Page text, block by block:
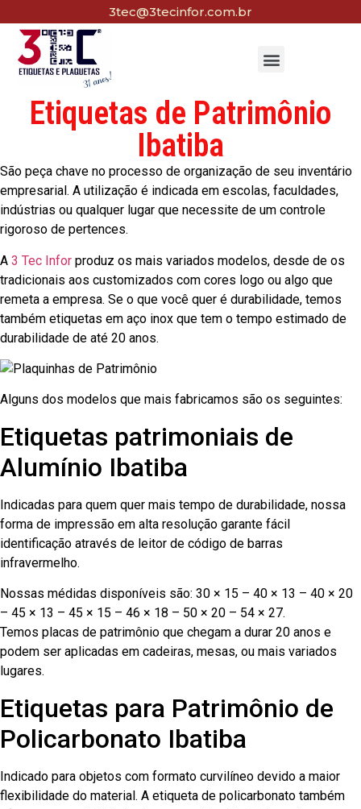
3tec@3tecinfor.com.br
Etiquetas de Patrimônio
Ibatiba
São peça chave no processo de organização de seu inventário
empresarial. A utilização é indicada em escolas, faculdades,
indústrias ou qualquer lugar que necessite de um controle
rigoroso de pertences.
A 3 Tec Infor produz os mais variados modelos, desde de os
tradicionais aos customizados com cores logo ou algo que
remeta a empresa. Se o que você quer é durabilidade, temos
também etiquetas em aço inox que tem o tempo estimado de
durabilidade de até 20 anos.
Alguns dos modelos que mais fabricamos são os seguintes:
Etiquetas patrimoniais de
Alumínio Ibatiba
Indicadas para quem quer mais tempo de durabilidade, nossa
forma de impressão em alta resolução garante fácil
identificação através de leitor de código de barras
infravermelho.
Nossas médidas disponíveis são: 30 × 15 – 40 × 13 – 40 × 20
– 45 × 13 – 45 × 15 – 46 × 18 – 50 × 20 – 54 × 27.
Temos placas de patrimônio que chegam a durar 20 anos e
podem ser aplicadas em cadeiras, mesas, ou mais variados
lugares.
Etiquetas para Patrimônio de
Policarbonato Ibatiba
Indicado para objetos com formato curvilíneo devido a maior
flexibilidade do material. A etiqueta de policarbonato também